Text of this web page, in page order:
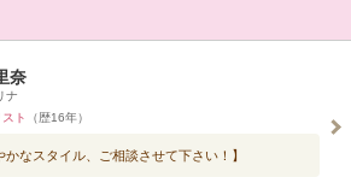
奈
ナ
ト
（歴16年）
かなスタイル、ご相談させて下さい！】